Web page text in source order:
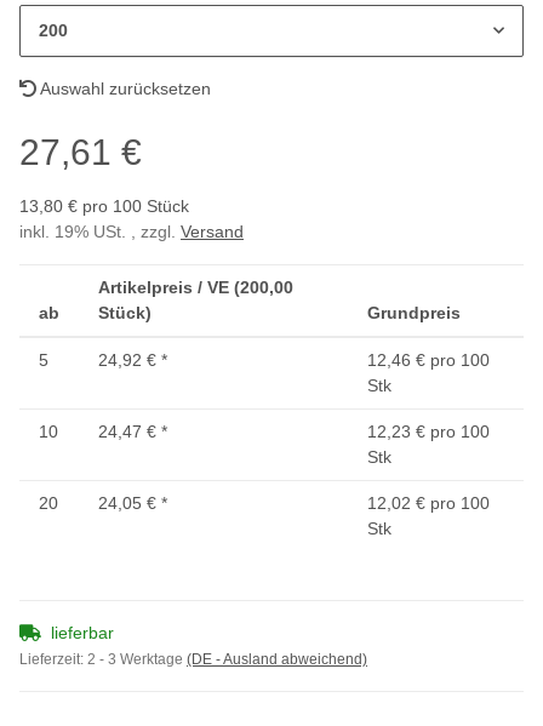
200
Auswahl zurücksetzen
27,61 €
13,80 € pro 100 Stück
inkl. 19% USt. , zzgl. Versand
ab
Artikelpreis / VE (200,00
Stück)
Grundpreis
5 24,92 € *
12,46 € pro 100
Stk
10 24,47 € *
12,23 € pro 100
Stk
20 24,05 € *
12,02 € pro 100
Stk
lieferbar
Lieferzeit: 2 - 3 Werktage (DE - Ausland abweichend)